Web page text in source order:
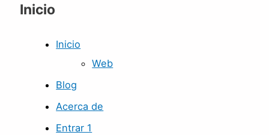
Inicio
Inicio
Web
Blog
Acerca de
Entrar 1